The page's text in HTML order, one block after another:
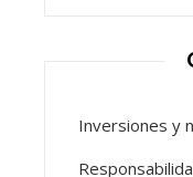
Inversiones y